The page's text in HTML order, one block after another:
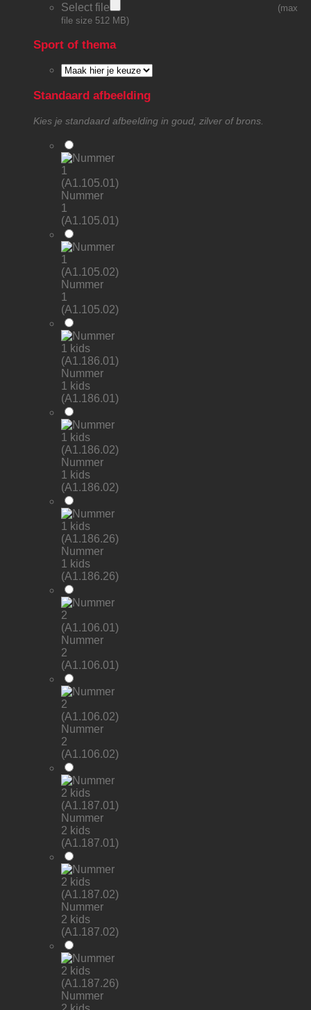
Select file
(max
file size 512 MB)
Sport of thema
Standaard afbeelding
Kies je standaard afbeelding in goud, zilver of brons.
Nummer
1
(A1.105.01)
Nummer
1
(A1.105.02)
Nummer
1 kids
(A1.186.01)
Nummer
1 kids
(A1.186.02)
Nummer
1 kids
(A1.186.26)
Nummer
2
(A1.106.01)
Nummer
2
(A1.106.02)
Nummer
2 kids
(A1.187.01)
Nummer
2 kids
(A1.187.02)
Nummer